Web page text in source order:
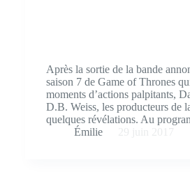
Après la sortie de la bande
saison 7 de Game of Thrones
moments d’actions palpitants,
D.B. Weiss, les producteurs de
quelques révélations. Au
Émilie